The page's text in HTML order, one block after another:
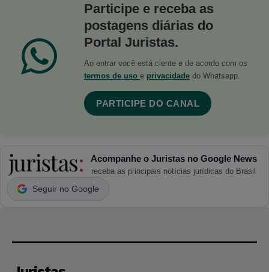
Participe e receba as
postagens diárias do
Portal Juristas.
Ao entrar você está ciente e de acordo com os
termos de uso e privacidade do Whatsapp.
PARTICIPE DO CANAL
Acompanhe o Juristas no Google News
receba as principais notícias jurídicas do Brasil
Seguir no Google